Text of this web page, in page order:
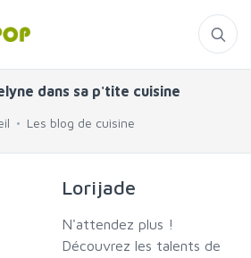
dans sa p'tite cuisine
Les blog de cuisine
Lorijade
N'attendez plus !
Découvrez les talents de